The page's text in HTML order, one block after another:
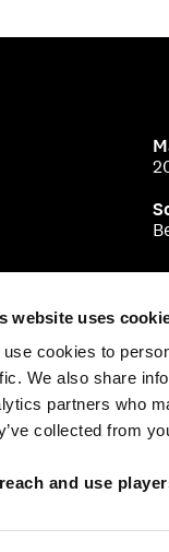
website uses
use cookies to
We also share
partners who
collected from
and use
Pressrum